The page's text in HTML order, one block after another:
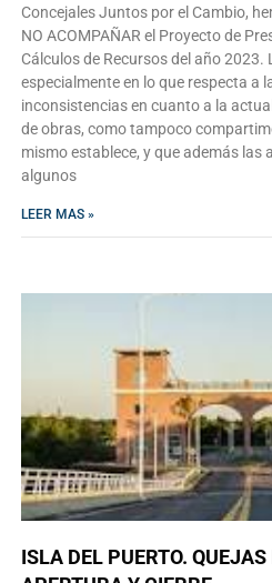
Concejales Juntos por el Cambio,
NO ACOMPAÑAR el Proyecto de
Cálculos de Recursos del año 2023.
especialmente en lo que respecta a
inconsistencias en cuanto a la
de obras, como tampoco
mismo establece, y que además las
algunos
LEER MAS »
ISLA DEL PUERTO.